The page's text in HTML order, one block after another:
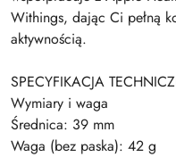
Withings, dając Ci pełną
aktywnością.
SPECYFIKACJA
Wymiary i waga
Średnica: 39 mm
Waga (bez paska): 42 g